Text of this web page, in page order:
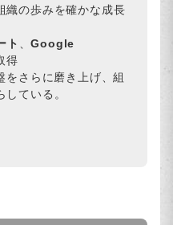
織の歩みを確かな成長
ト 、Google
得
をさらに磨き上げ、組
ている。